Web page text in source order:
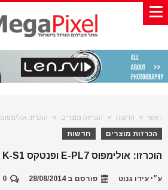
ראשי חדשות הכרזות מוצרים הוכרזו: אולימפוס E-PL7 ופנטקס K-S1
הכרזות מוצרים חדשות
הוכרזו: אולימפוס E-PL7 ופנטקס K-S1
ע״י עידו גנוט פורסם ב 28/08/2014
0